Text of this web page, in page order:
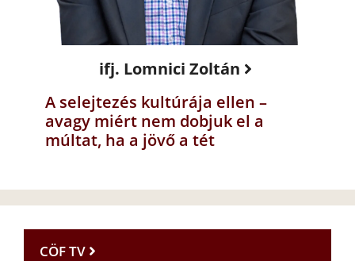
ifj. Lomnici Zoltán
A selejtezés kultúrája ellen –
avagy miért nem dobjuk el a
múltat, ha a jövő a tét
CÖF TV